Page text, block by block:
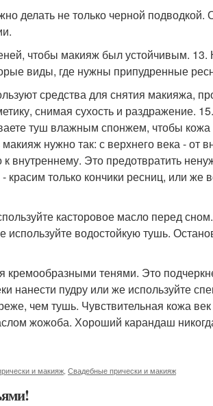
делать не только черной
чтобы макияж был устойчивым. 13.
виды, где нужны припудренные
средства для снятия макияжа,
снимая сухость и раздражение.
туш влажным спонжем, чтобы кожа
нужно так: с верхнего века - от
внутреннему. Это предотвратить
только кончики ресниц, или же
касторовое масло перед
водостойкую тушь.
кремообразными тенями. Это
нанести пудру или же используйте
чем тушь. Чувствительная кожа
жожоба. Хороший карандаш
и макияж Свадебные прически и макияж